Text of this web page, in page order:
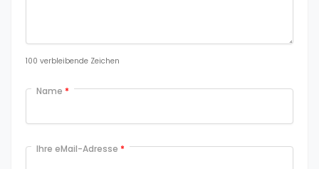
100 verbleibende Zeichen
Name *
Ihre eMail-Adresse *